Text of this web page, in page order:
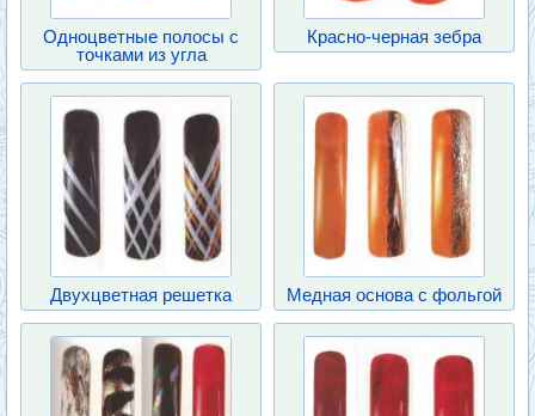
Одноцветные полосы с
точками из угла
Красно-черная зебра
Двухцветная решетка Медная основа с фольгой